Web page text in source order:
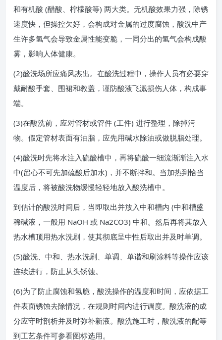
和有机酸 (醋酸、柠檬酸等) 两大类。无机酸效果力强，除锈
速度快，但操控欠好，会构成对金属的过度腐蚀，酸洗中产
生许多氢气会导致金属性能变脆，一同分出的氢气会构成酸
雾，影响人体健康。
(2)酸洗场所应痛风杰出。在酸洗过程中，操作人员有必要穿
戴耐酸手套、围裙和教盖，谨防酸液飞溅损伤人体，构成事
端。
(3)在酸洗前，应对管材或管件 (工件) 进行整理，除掉污
物。假定管材表面有油脂，应先用碱水除油或做脱脂处理。
(4)酸洗时先将水注入硫酸槽中，再将硫酸一细流渐渐注入水
中(留心不可先加硫酸后加水)，并不断拌和。当加热到恰当
温度后，将被酸洗物缓慢轻轻地放入酸洗槽中。
到估计的酸洗时间后，当即取出并放入中和槽内 (中和槽盛
稀碱液，一般用 NaOH 或 Na2CO3) 中和。然后再将其放入
热水槽顶用热水洗刷，使其彻底呈中性后取出并及时单调。
(5)酸洗、中和、热水洗刷、单调、单谐和刷涂料等操作应该
连续进行，防止从头锈蚀。
(6)为了防止腐蚀和氢脆，酸洗操作的温度和时间，应依据工
件表面锈蚀去除情况，在规则时间内进行调度。酸洗液的成
分应守时剖析并及时弥补新液。酸洗施工时，酸洗液的配等
到工艺条件可参看图标选用。